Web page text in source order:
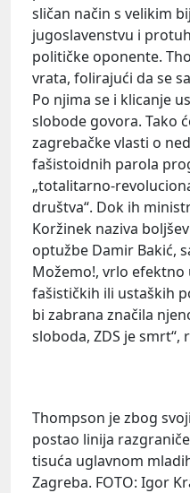
sličan način s velikim
jugoslavenstvu i
političke oponente.
vrata, folirajući da se
Po njima se i klicanje
slobode govora. Tako
zagrebačke vlasti o
fašistoidnih parola
„totalitarno-
društva“. Dok ih
Koržinek naziva
optužbe Damir Bakić,
Možemo!, vrlo efektno
fašističkih ili ustaških
bi zabrana značila
sloboda, ZDS je smrt“,
Thompson je zbog
postao linija
tisuća uglavnom
Zagreba. FOTO: Igor